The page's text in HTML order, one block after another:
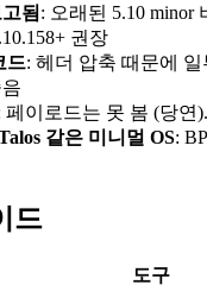
됨 : 오래된 5.10 minor
권장
드: 헤더 압축 때문에
페이로드는 못 봄 (당연
같은 미니멀 OS:
드
도구